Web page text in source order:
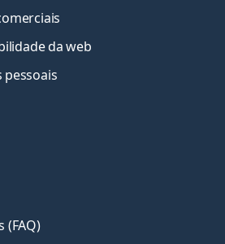
da web
pessoais
(FAQ)